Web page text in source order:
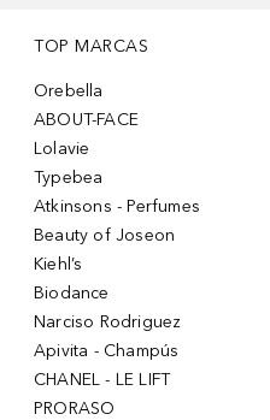
TOP MARCAS
Orebella
ABOUT-FACE
Lolavie
Typebea
Atkinsons - Perfumes
Beauty of Joseon
Kiehl’s
Biodance
Narciso Rodriguez
Apivita - Champús
CHANEL - LE LIFT
PRORASO